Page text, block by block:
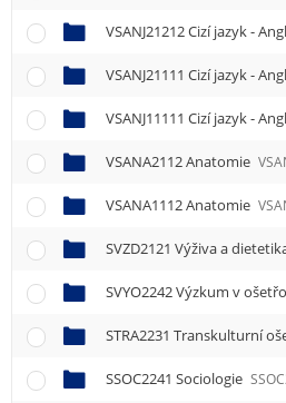
VSANJ21212 Cizí jazyk -
VSANJ21111 Cizí jazyk -
VSANJ11111 Cizí jazyk -
VSANA2112 Anatomie
VSANA1112 Anatomie
SVZD2121 Výživa a
SVYO2242 Výzkum v
STRA2231 Transkulturní
SSOC2241 Sociologie